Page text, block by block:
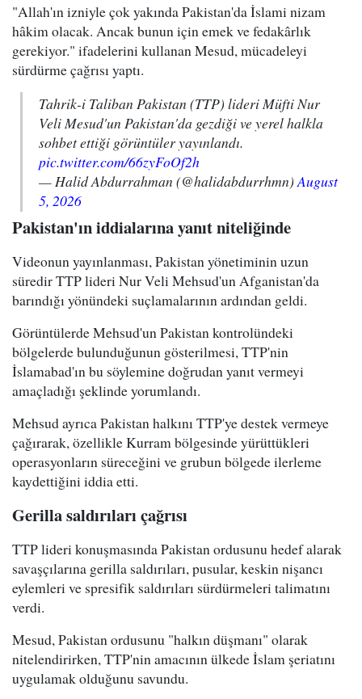
"Allah'ın izniyle çok yakında Pakistan'da İslami nizam
hâkim olacak. Ancak bunun için emek ve fedakârlık
gerekiyor." ifadelerini kullanan Mesud, mücadeleyi
sürdürme çağrısı yaptı.
Tahrik-i Taliban Pakistan (TTP) lideri Müfti Nur
Veli Mesud'un Pakistan'da gezdiği ve yerel halkla
sohbet ettiği görüntüler yayınlandı.
pic.twitter.com/66zyFoOf2h
— Halid Abdurrahman (@halidabdurrhmn) August
5, 2026
Pakistan'ın iddialarına yanıt niteliğinde
Videonun yayınlanması, Pakistan yönetiminin uzun
süredir TTP lideri Nur Veli Mehsud'un Afganistan'da
barındığı yönündeki suçlamalarının ardından geldi.
Görüntülerde Mehsud'un Pakistan kontrolündeki
bölgelerde bulunduğunun gösterilmesi, TTP'nin
İslamabad'ın bu söylemine doğrudan yanıt vermeyi
amaçladığı şeklinde yorumlandı.
Mehsud ayrıca Pakistan halkını TTP'ye destek vermeye
çağırarak, özellikle Kurram bölgesinde yürüttükleri
operasyonların süreceğini ve grubun bölgede ilerleme
kaydettiğini iddia etti.
Gerilla saldırıları çağrısı
TTP lideri konuşmasında Pakistan ordusunu hedef alarak
savaşçılarına gerilla saldırıları, pusular, keskin nişancı
eylemleri ve spresifik saldırıları sürdürmeleri talimatını
verdi.
Mesud, Pakistan ordusunu "halkın düşmanı" olarak
nitelendirirken, TTP'nin amacının ülkede İslam şeriatını
uygulamak olduğunu savundu.